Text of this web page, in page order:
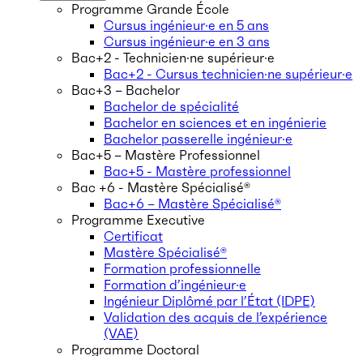
Programme Grande École
Cursus ingénieur·e en 5 ans
Cursus ingénieur·e en 3 ans
Bac+2 - Technicien·ne supérieur·e
Bac+2 - Cursus technicien·ne supérieur·e
Bac+3 – Bachelor
Bachelor de spécialité
Bachelor en sciences et en ingénierie
Bachelor passerelle ingénieur·e
Bac+5 – Mastère Professionnel
Bac+5 - Mastère professionnel
Bac +6 - Mastère Spécialisé®
Bac+6 – Mastère Spécialisé®
Programme Executive
Certificat
Mastère Spécialisé®
Formation professionnelle
Formation d’ingénieur·e
Ingénieur Diplômé par l’État (IDPE)
Validation des acquis de l’expérience
(VAE)
Programme Doctoral